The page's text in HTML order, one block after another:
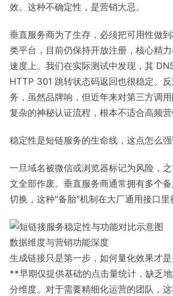
效。这种不确定性，是营销大忌。
垂直服务商为了生存，必须把可用性做
类平台，目前仍保持开放注册，核心精
速度上。我们在实际测试中发现，其
HTTP 301 跳转状态码返回也很稳定。
务，虽然品牌响，但近年来对第三方调
复杂的神秘认证流程，根本不适合高频营
稳定性是短链服务的生命线，这点怎么强
一旦域名被微信或浏览器标记为风险，
文全部作废。垂直服务商通常拥有多个
切换，这种"备胎"机制在大厂通用接口里
数据维度与营销功能深度
生成链接只是第一步，如何量化效果才
**早期仅提供基础的点击量统计，缺乏
分维度。对于需要精细化运营的团队，